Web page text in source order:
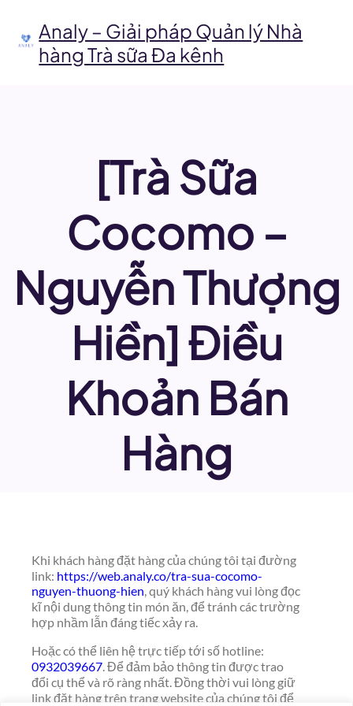
phần
Analy – Giải pháp Quản lý Nhà
hàng Trà sữa Đa kênh
[Trà Sữa
Cocomo –
Nguyễn Thượng
Hiền] Điều
Khoản Bán
Hàng
Khi khách hàng đặt hàng của chúng tôi tại đường
link: https://web.analy.co/tra-sua-cocomo-
nguyen-thuong-hien, quý khách hàng vui lòng đọc
kĩ nội dung thông tin món ăn, để tránh các trường
hợp nhầm lẫn đáng tiếc xảy ra.
Hoặc có thể liên hệ trực tiếp tới số hotline:
0932039667. Để đảm bảo thông tin được trao
đổi cụ thể và rõ ràng nhất. Đồng thời vui lòng giữ
link đặt hàng trên trang website của chúng tôi để